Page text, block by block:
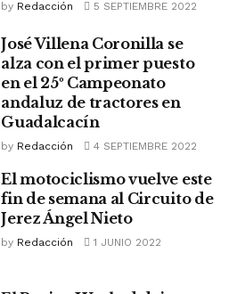
by Redacción 5 SEPTIEMBRE 2022
José Villena Coronilla se
alza con el primer puesto
en el 25º Campeonato
andaluz de tractores en
Guadalcacín
by Redacción 4 SEPTIEMBRE 2022
El motociclismo vuelve este
fin de semana al Circuito de
Jerez Ángel Nieto
by Redacción 1 JUNIO 2022